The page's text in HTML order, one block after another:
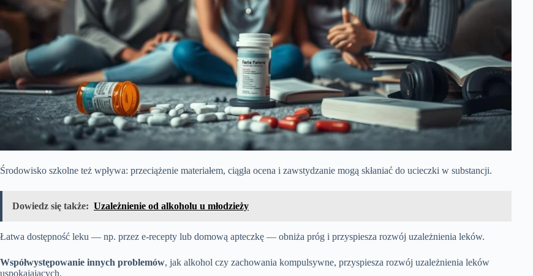
Środowisko szkolne też wpływa: przeciążenie materiałem, ciągła ocena i zawstydzanie mogą skłaniać do ucieczki w substancji.
Dowiedz się także: Uzależnienie od alkoholu u młodzieży
Łatwa dostępność leku — np. przez e-recepty lub domową apteczkę — obniża próg i przyspiesza rozwój uzależnienia leków.
Współwystępowanie innych problemów, jak alkohol czy zachowania kompulsywne, przyspiesza rozwój uzależnienia leków
uspokajających.